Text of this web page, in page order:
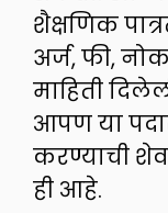
शैक्षणिक
अर्ज, फी,
माहिती
आपण या
करण्याची
ही आहे.